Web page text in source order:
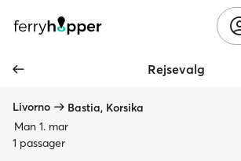
Rejsevalg
Livorno
Bastia, Korsika
Man 1. mar
1 passager